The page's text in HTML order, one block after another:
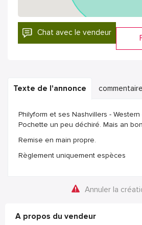
Chat avec le vendeur
Texte de l'annonce
Philyform et ses Nashvillers - Western
Pochette un peu déchiré. Mais an
Remise en main propre.
Règlement uniquement espèces
Annuler la
A propos du vendeur